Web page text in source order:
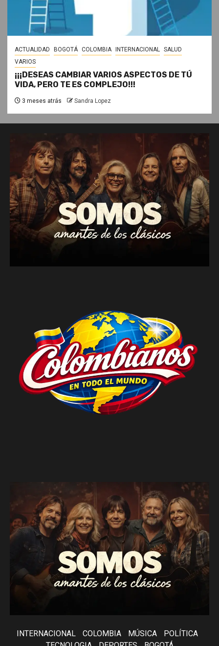
ACTUALIDAD BOGOTÁ COLOMBIA INTERNACIONAL SALUD
VARIOS
¡¡¡DESEAS CAMBIAR VARIOS ASPECTOS DE TÚ
VIDA, PERO TE ES COMPLEJO!!!
3 meses atrás Sandra Lopez
INTERNACIONAL COLOMBIA MÚSICA
POLÍTICA